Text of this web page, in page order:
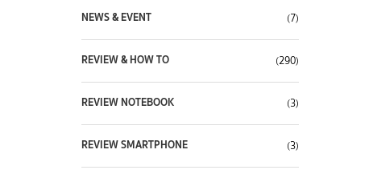
NEWS & EVENT (7)
REVIEW & HOW TO (290)
REVIEW NOTEBOOK (3)
REVIEW SMARTPHONE (3)